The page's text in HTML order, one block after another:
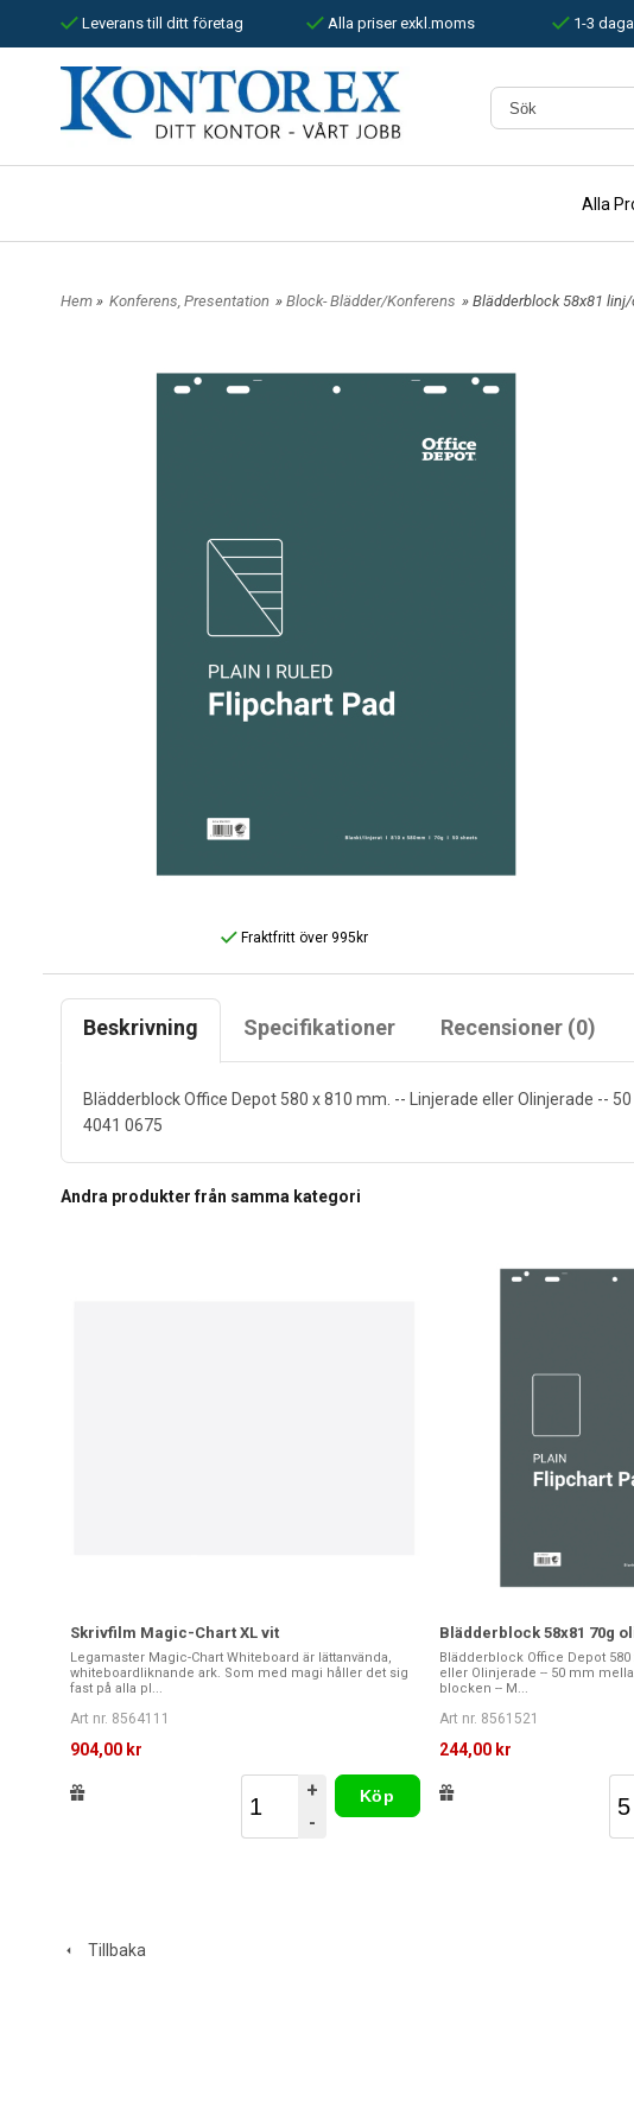
Leverans till ditt företag Alla priser exkl.moms 1-3
Alla
Hem » Konferens, Presentation » Block- Blädder/Konferens » Blädderblock 58x81
Fraktfritt över 995kr
Beskrivning Specifikationer Recensioner (0)
Blädderblock Office Depot 580 x 810 mm. -- Linjerade eller Olinjerade --
4041 0675
Andra produkter från samma kategori
Skrivfilm Magic-Chart XL vit
Legamaster Magic-Chart Whiteboard är lättanvända,
whiteboardliknande ark. Som med magi håller det sig
fast på alla pl...
Art nr. 8564111
904,00 kr
+
-
Köp
Blädderblock 58x81 70g
Blädderblock Office Depot 580
eller Olinjerade -- 50 mm
blocken -- M...
Art nr. 8561521
244,00 kr
Tillbaka